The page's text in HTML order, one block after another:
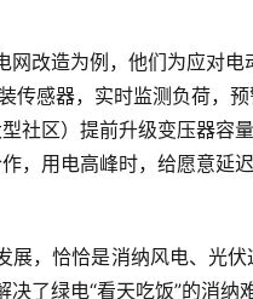
网改造为例，他们为应对电
传感器，实时监测负荷，预
社区）提前升级变压器容量
，用电高峰时，给愿意延
展，恰恰是消纳风电、光
了绿电“看天吃饭”的消纳